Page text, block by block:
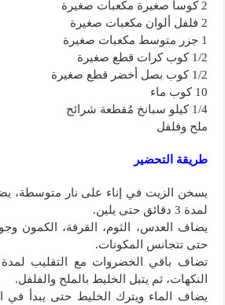
2 كوسا صغيرة مكعبات صغيرة
2 فلفل ألوان مكعبات صغيرة
1 جزر متوسط مكعبات صغيرة
1/2 كوب كرات قطع صغيرة
1/2 كوب بصل أخضر قطع صغيرة
10 كوب ماء
1/4 كيلو سبانخ مُقطعة شرائح
ملح وفلفل
طريقة التحضير
يسخن الزيت في إناء على نار متوسطة،
لمدة 3 دقائق حتى يلين.
يضاف العدس، الثوم، القرفة، الكمون
حتى تتجانس المكونات.
النكهات، ثم يتبل الخليط بالملح والفلفل.
يضاف الماء ويترك الخليط حتى يبدأ في